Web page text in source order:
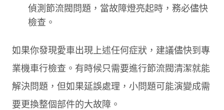
偵測節流閥問題，當故障燈亮起時，務必儘快
檢查。
如果你發現愛車出現上述任何症狀，建議儘快到專
業機車行檢查。有時候只需要進行節流閥清潔就能
解決問題，但如果延誤處理，小問題可能演變成需
要更換整個部件的大故障。